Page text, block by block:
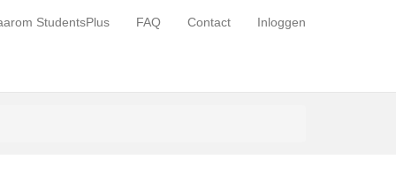
StudentsPlus FAQ Contact Inloggen